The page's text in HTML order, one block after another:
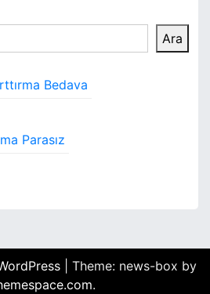
Ara
Bedava
Parasız
Theme: news-box by
.